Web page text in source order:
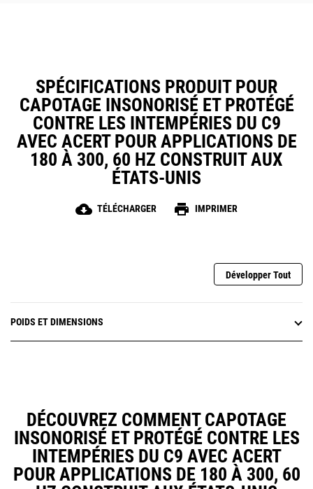
SPÉCIFICATIONS PRODUIT POUR
CAPOTAGE INSONORISÉ ET PROTÉGÉ
CONTRE LES INTEMPÉRIES DU C9
AVEC ACERT POUR APPLICATIONS DE
180 À 300, 60 HZ CONSTRUIT AUX
ÉTATS-UNIS
cloud_download TÉLÉCHARGER print IMPRIMER
Développer Tout
POIDS ET DIMENSIONS
DÉCOUVREZ COMMENT CAPOTAGE
INSONORISÉ ET PROTÉGÉ CONTRE LES
INTEMPÉRIES DU C9 AVEC ACERT
POUR APPLICATIONS DE 180 À 300, 60